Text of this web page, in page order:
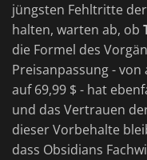
jüngsten Fehltritte
halten, warten ab, ob
die Formel des
Preisanpassung -
auf 69,99 $ - hat
und das Vertrauen
dieser Vorbehalte
dass Obsidians